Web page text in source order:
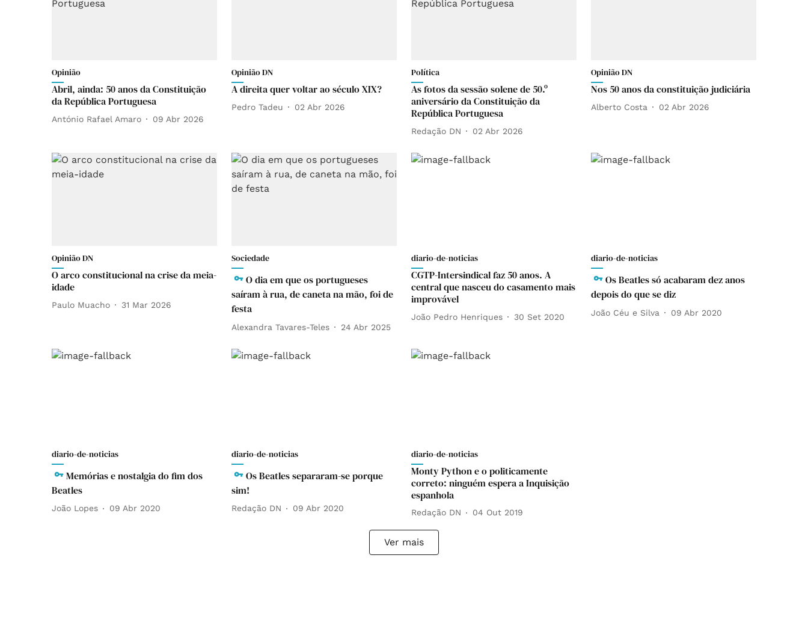
Opinião
Abril, ainda: 50 anos da Constituição
da República Portuguesa
António Rafael Amaro 09 Abr 2026
Opinião DN
A direita quer voltar ao século XIX?
Pedro Tadeu 02 Abr 2026
Política
As fotos da sessão solene de 50.º
aniversário da Constituição da
República Portuguesa
Redação DN 02 Abr 2026
Opinião DN
Nos 50 anos da constituição judiciária
Alberto Costa 02 Abr 2026
Opinião DN
O arco constitucional na crise da meia-
idade
Paulo Muacho 31 Mar 2026
Sociedade
O dia em que os portugueses
saíram à rua, de caneta na mão, foi de
festa
Alexandra Tavares-Teles 24 Abr 2025
diario-de-noticias
CGTP-Intersindical faz 50 anos. A
central que nasceu do casamento mais
improvável
João Pedro Henriques 30 Set 2020
diario-de-noticias
Os Beatles só acabaram dez anos
depois do que se diz
João Céu e Silva 09 Abr 2020
diario-de-noticias
Memórias e nostalgia do fim dos
Beatles
João Lopes 09 Abr 2020
diario-de-noticias
Os Beatles separaram-se porque
sim!
Redação DN 09 Abr 2020
diario-de-noticias
Monty Python e o politicamente
correto: ninguém espera a Inquisição
espanhola
Redação DN 04 Out 2019
Ver mais